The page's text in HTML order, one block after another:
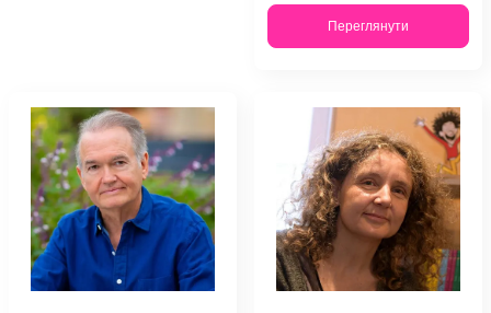
Переглянути